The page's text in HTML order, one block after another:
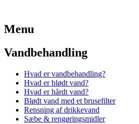
Menu
Vandbehandling
Hvad er vandbehandling?
Hvad er blødt vand?
Hvad er hårdt vand?
Blødt vand med et brusefilter
Rensning af drikkevand
Sæbe & rengøringsmidler